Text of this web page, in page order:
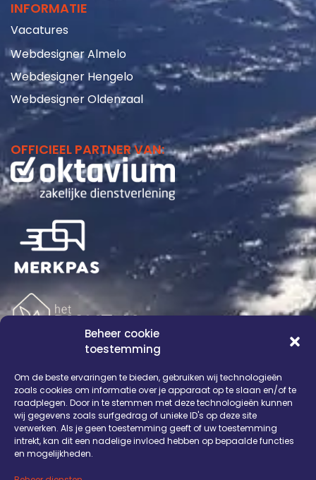
Beheer cookie
toestemming
Om de beste ervaringen te bieden, gebruiken wij technologieën
zoals cookies om informatie over je apparaat op te slaan en/of te
raadplegen. Door in te stemmen met deze technologieën kunnen
wij gegevens zoals surfgedrag of unieke ID's op deze site
verwerken. Als je geen toestemming geeft of uw toestemming
intrekt, kan dit een nadelige invloed hebben op bepaalde functies
en mogelijkheden.
INFORMATIE
Vacatures
Webdesigner Almelo
Webdesigner Hengelo
Webdesigner Oldenzaal
OFFICIEEL PARTNER VAN:
OVER ONSDIENSTENWERKWIJZEBLOGONS WERK
REFERENTIESCONTACT